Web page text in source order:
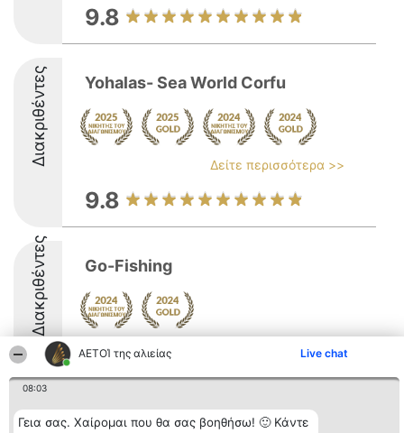
ΑΕΤΟΊ της αλιείας Live chat
08:03
Γεια σας. Χαίρομαι που θα σας βοηθήσω! 🙂 Κάντε
9.8
Διακριθέντες Yohalas- Sea World Corfu
Δείτε περισσότερα >>
9.8
Διακριθέντες Go-Fishing
Διοργανωτής της
Κατάταξη Επικοινωνία